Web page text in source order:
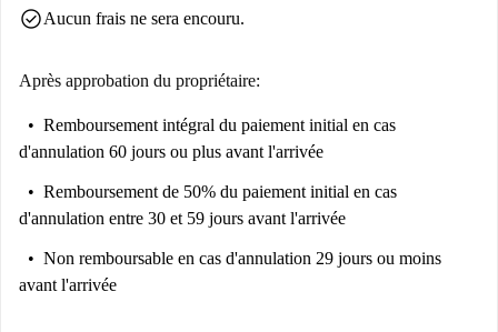
check_circleAucun frais ne sera encouru.
Après approbation du propriétaire:
Remboursement intégral du paiement initial en cas
d'annulation 60 jours ou plus avant l'arrivée
Remboursement de 50% du paiement initial en cas
d'annulation entre 30 et 59 jours avant l'arrivée
Non remboursable en cas d'annulation 29 jours ou moins
avant l'arrivée